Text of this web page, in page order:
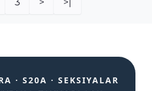
· S20A · SEKSIYALAR